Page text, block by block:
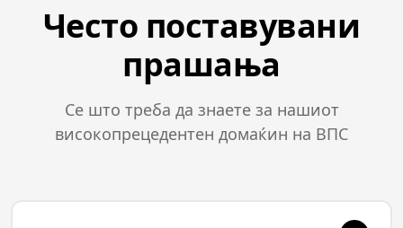
Често поставувани
прашања
Се што треба да знаете за нашиот
високопрецедентен домаќин на ВПС